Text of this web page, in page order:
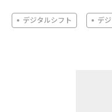
デジタルシフト デ